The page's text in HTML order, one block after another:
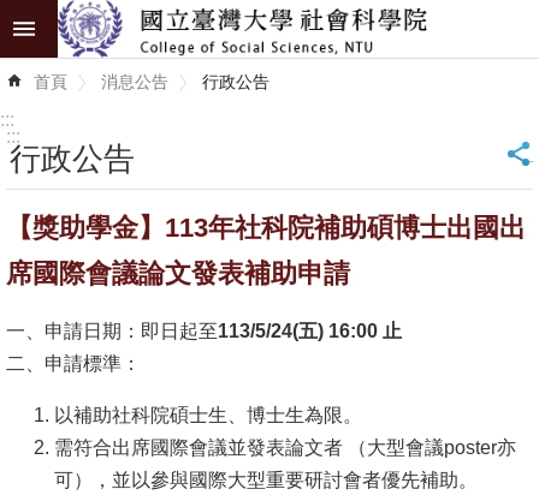
跳到主要內容區塊
進
階
識
學
單
位
首頁 消息公告 行政公告
:::
:::
行政公告 _
【獎助學金】113年社科院補助碩博士出國出
席國際會議論文發表補助申請
一、申請日期：即日起至113/5/24(五) 16:00 止
二、申請標準：
以補助社科院碩士生、博士生為限。
需符合出席國際會議並發表論文者 （大型會議poster亦
可），並以參與國際大型重要研討會者優先補助。